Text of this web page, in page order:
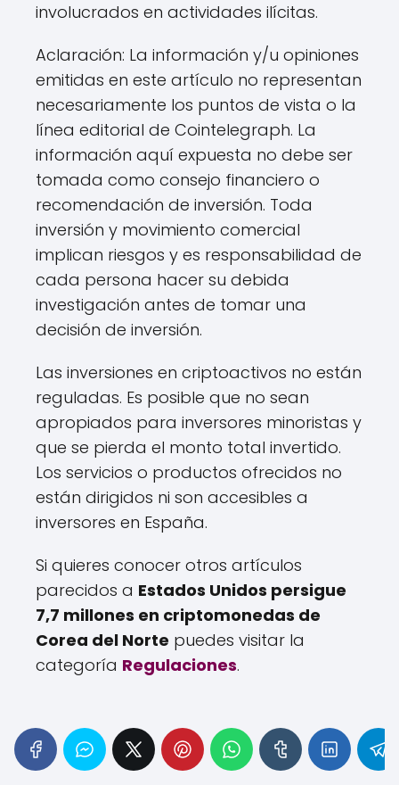
involucrados en actividades ilícitas.
Aclaración: La información y/u opiniones
emitidas en este artículo no representan
necesariamente los puntos de vista o la
línea editorial de Cointelegraph. La
información aquí expuesta no debe ser
tomada como consejo financiero o
recomendación de inversión. Toda
inversión y movimiento comercial
implican riesgos y es responsabilidad de
cada persona hacer su debida
investigación antes de tomar una
decisión de inversión.
Las inversiones en criptoactivos no están
reguladas. Es posible que no sean
apropiados para inversores minoristas y
que se pierda el monto total invertido.
Los servicios o productos ofrecidos no
están dirigidos ni son accesibles a
inversores en España.
Si quieres conocer otros artículos
parecidos a Estados Unidos persigue
7,7 millones en criptomonedas de
Corea del Norte puedes visitar la
categoría Regulaciones.